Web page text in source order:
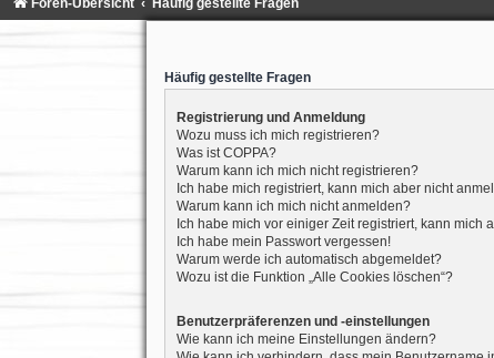
Häufig gestellte Fragen
Registrierung und Anmeldung
Wozu muss ich mich registrieren?
Was ist COPPA?
Warum kann ich mich nicht registrieren?
Ich habe mich registriert, kann mich aber nicht
Warum kann ich mich nicht anmelden?
Ich habe mich vor einiger Zeit registriert, kann mich
Ich habe mein Passwort vergessen!
Warum werde ich automatisch abgemeldet?
Wozu ist die Funktion „Alle Cookies löschen“?
Benutzerpräferenzen und -einstellungen
Wie kann ich meine Einstellungen ändern?